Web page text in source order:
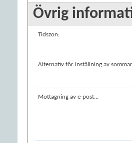
Övrig
Tidszon:
Alternativ för inställning av
Mottagning av e-post...